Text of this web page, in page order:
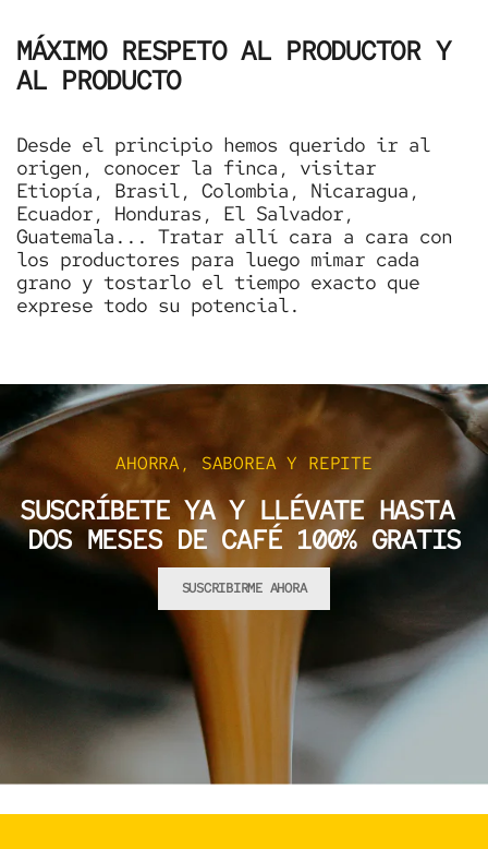
MÁXIMO RESPETO AL PRODUCTOR Y
AL PRODUCTO
Desde el principio hemos querido ir al
origen, conocer la finca, visitar
Etiopía, Brasil, Colombia, Nicaragua,
Ecuador, Honduras, El Salvador,
Guatemala... Tratar allí cara a cara con
los productores para luego mimar cada
grano y tostarlo el tiempo exacto que
exprese todo su potencial.
AHORRA, SABOREA Y REPITE
SUSCRÍBETE YA Y LLÉVATE HASTA
DOS MESES DE CAFÉ 100% GRATIS
SUSCRIBIRME AHORA